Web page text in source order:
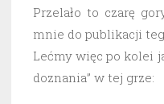
Przelało to czarę
mnie do publikacji
Lećmy więc po kolei
doznania” w tej grze: